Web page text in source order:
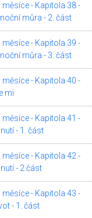
měsíce - Kapitola 38 -
můra - 2. část
měsíce - Kapitola 39 -
můra - 3. část
měsíce - Kapitola 40 -
mi
měsíce - Kapitola 41 -
- 1. část
měsíce - Kapitola 42 -
- 2.část
měsíce - Kapitola 43 -
- 1. část